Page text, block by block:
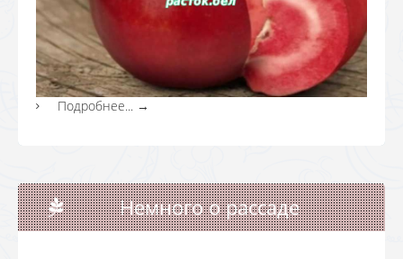
Подробнее... →
Немного о рассаде